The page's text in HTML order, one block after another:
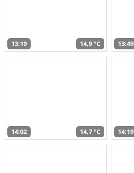
13:19 14,9 °C 13:49
14:02 14,7 °C 14:19